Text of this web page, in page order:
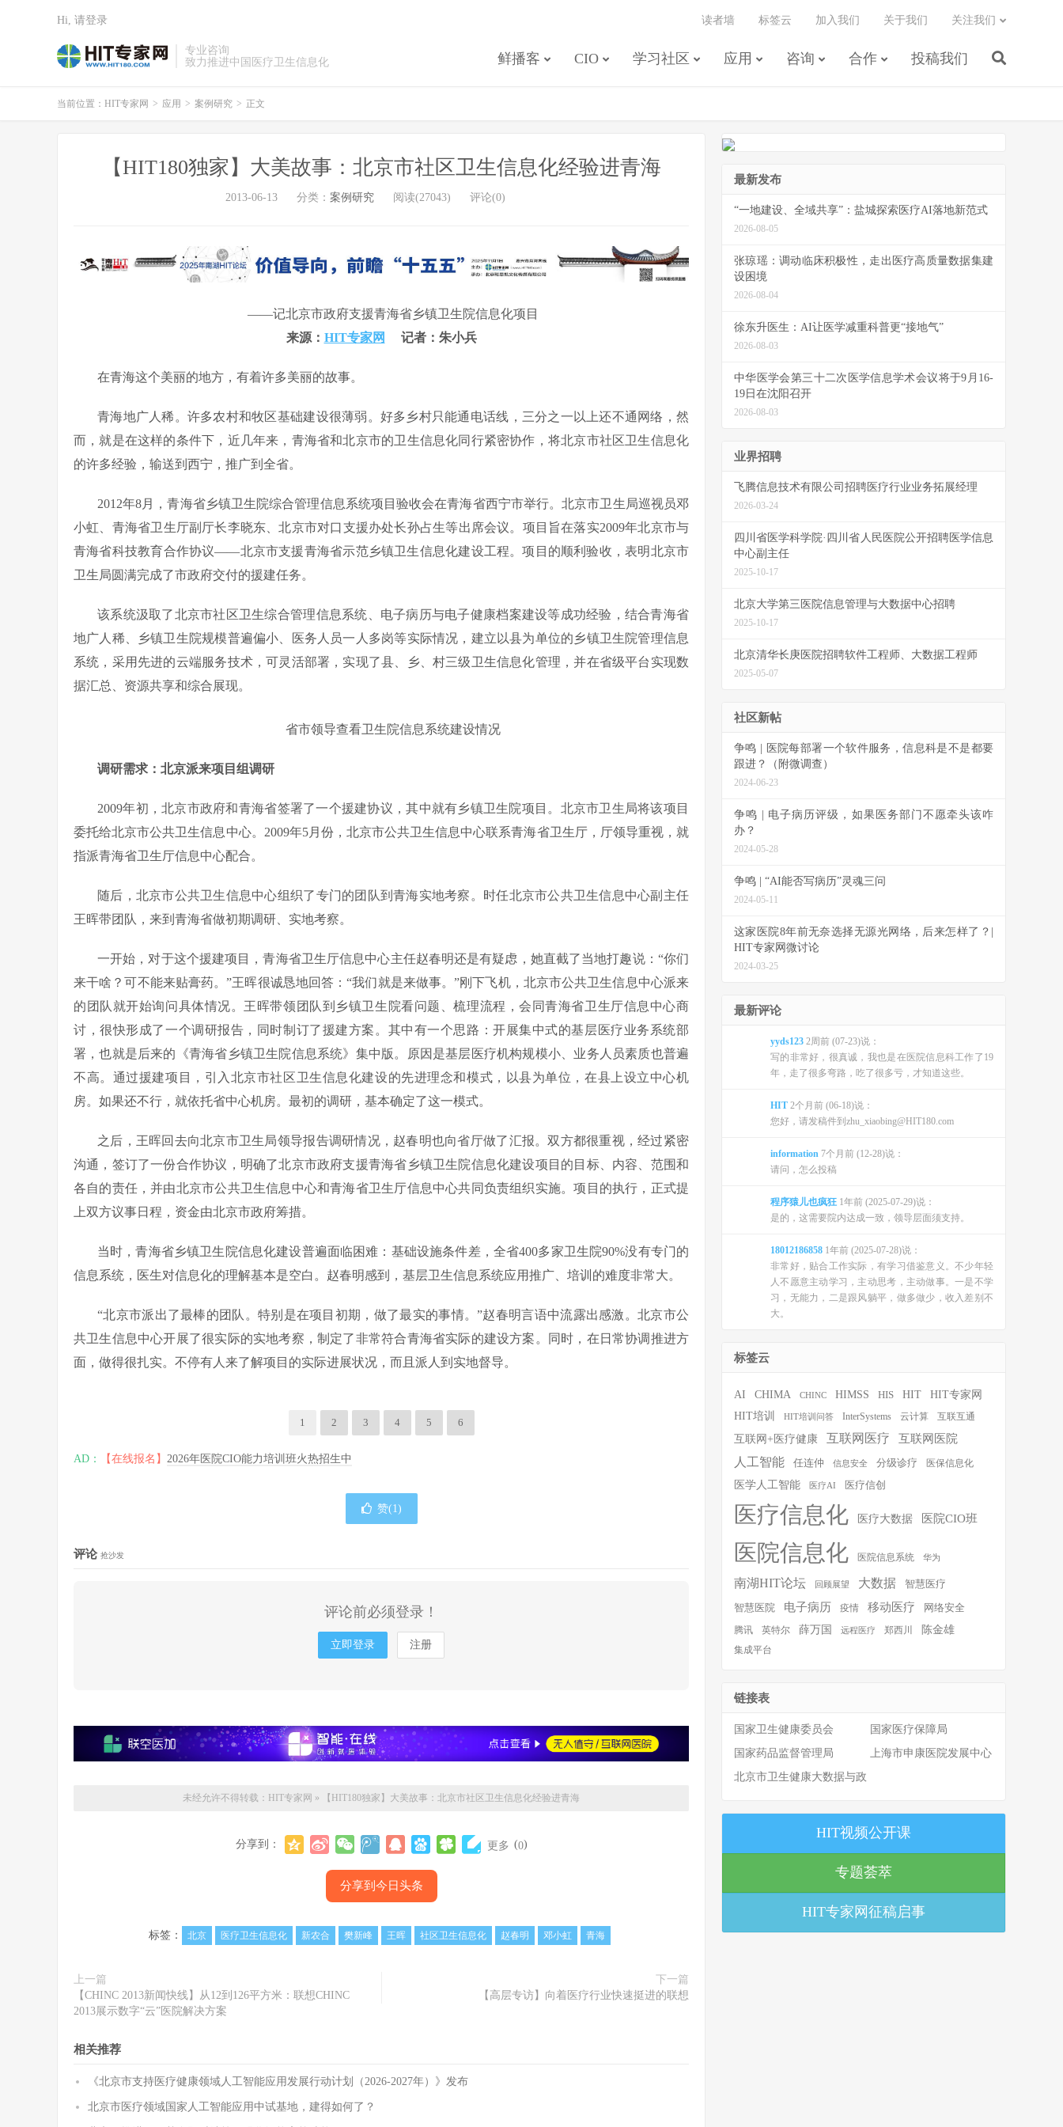
专业咨询
致力推进中国医疗卫生信息化
鲜播客 CIO 学习社区 应用 咨询 合作 投稿我们
读者墙 标签云 加入我们 关于我们 关注我们
Hi, 请登录
当前位置： HIT专家网 > 应用 > 案例研究 > 正文
【HIT180独家】大美故事：北京市社区卫生信息化经验进青海
2013-06-13 分类： 案例研究 阅读(27043) 评论(0)
——记北京市政府支援青海省乡镇卫生院信息化项目
来源： HIT专家网 记者：朱小兵
在青海这个美丽的地方，有着许多美丽的故事。
青海地广人稀。许多农村和牧区基础建设很薄弱。好多乡村只能通电话线，三分之一以上还不通网络，然
而，就是在这样的条件下，近几年来，青海省和北京市的卫生信息化同行紧密协作，将北京市社区卫生信息化
的许多经验，输送到西宁，推广到全省。
2012年8月，青海省乡镇卫生院综合管理信息系统项目验收会在青海省西宁市举行。北京市卫生局巡视员邓
小虹、青海省卫生厅副厅长李晓东、北京市对口支援办处长孙占生等出席会议。项目旨在落实2009年北京市与
青海省科技教育合作协议——北京市支援青海省示范乡镇卫生信息化建设工程。项目的顺利验收，表明北京市
卫生局圆满完成了市政府交付的援建任务。
该系统汲取了北京市社区卫生综合管理信息系统、电子病历与电子健康档案建设等成功经验，结合青海省
地广人稀、乡镇卫生院规模普遍偏小、医务人员一人多岗等实际情况，建立以县为单位的乡镇卫生院管理信息
系统，采用先进的云端服务技术，可灵活部署，实现了县、乡、村三级卫生信息化管理，并在省级平台实现数
据汇总、资源共享和综合展现。
省市领导查看卫生院信息系统建设情况
调研需求：北京派来项目组调研
2009年初，北京市政府和青海省签署了一个援建协议，其中就有乡镇卫生院项目。北京市卫生局将该项目
委托给北京市公共卫生信息中心。2009年5月份，北京市公共卫生信息中心联系青海省卫生厅，厅领导重视，就
指派青海省卫生厅信息中心配合。
随后，北京市公共卫生信息中心组织了专门的团队到青海实地考察。时任北京市公共卫生信息中心副主任
王晖带团队，来到青海省做初期调研、实地考察。
一开始，对于这个援建项目，青海省卫生厅信息中心主任赵春明还是有疑虑，她直截了当地打趣说：“你们
来干啥？可不能来贴膏药。”王晖很诚恳地回答：“我们就是来做事。”刚下飞机，北京市公共卫生信息中心派来
的团队就开始询问具体情况。王晖带领团队到乡镇卫生院看问题、梳理流程，会同青海省卫生厅信息中心商
讨，很快形成了一个调研报告，同时制订了援建方案。其中有一个思路：开展集中式的基层医疗业务系统部
署，也就是后来的《青海省乡镇卫生院信息系统》集中版。原因是基层医疗机构规模小、业务人员素质也普遍
不高。通过援建项目，引入北京市社区卫生信息化建设的先进理念和模式，以县为单位，在县上设立中心机
房。如果还不行，就依托省中心机房。最初的调研，基本确定了这一模式。
之后，王晖回去向北京市卫生局领导报告调研情况，赵春明也向省厅做了汇报。双方都很重视，经过紧密
沟通，签订了一份合作协议，明确了北京市政府支援青海省乡镇卫生院信息化建设项目的目标、内容、范围和
各自的责任，并由北京市公共卫生信息中心和青海省卫生厅信息中心共同负责组织实施。项目的执行，正式提
上双方议事日程，资金由北京市政府筹措。
当时，青海省乡镇卫生院信息化建设普遍面临困难：基础设施条件差，全省400多家卫生院90%没有专门的
信息系统，医生对信息化的理解基本是空白。赵春明感到，基层卫生信息系统应用推广、培训的难度非常大。
“北京市派出了最棒的团队。特别是在项目初期，做了最实的事情。”赵春明言语中流露出感激。北京市公
共卫生信息中心开展了很实际的实地考察，制定了非常符合青海省实际的建设方案。同时，在日常协调推进方
面，做得很扎实。不停有人来了解项目的实际进展状况，而且派人到实地督导。
1 2 3 4 5 6
AD： 【在线报名】 2026年医院CIO能力培训班火热招生中
赞(1)
评论 抢沙发
评论前必须登录！
立即登录 注册
未经允许不得转载： HIT专家网 » 【HIT180独家】大美故事：北京市社区卫生信息化经验进青海
分享到： 更多 (0)
分享到今日头条
标签： 北京 医疗卫生信息化 新农合 樊新峰 王晖 社区卫生信息化 赵春明 邓小虹 青海
上一篇
【CHINC 2013新闻快线】从12到126平方米：联想CHINC
2013展示数字“云”医院解决方案
下一篇
【高层专访】向着医疗行业快速挺进的联想
相关推荐
《北京市支持医疗健康领域人工智能应用发展行动计划（2026-2027年）》发布
北京市医疗领域国家人工智能应用中试基地，建得如何了？
最新发布
“一地建设、全域共享”：盐城探索医疗AI落地新范式
2026-08-05
张琼瑶：调动临床积极性，走出医疗高质量数据集建
设困境
2026-08-04
徐东升医生：AI让医学减重科普更“接地气”
2026-08-03
中华医学会第三十二次医学信息学术会议将于9月16-
19日在沈阳召开
2026-08-03
业界招聘
飞腾信息技术有限公司招聘医疗行业业务拓展经理
2026-03-24
四川省医学科学院·四川省人民医院公开招聘医学信息
中心副主任
2025-10-17
北京大学第三医院信息管理与大数据中心招聘
2025-10-17
北京清华长庚医院招聘软件工程师、大数据工程师
2025-05-07
社区新帖
争鸣 | 医院每部署一个软件服务，信息科是不是都要
跟进？（附微调查）
2024-06-23
争鸣 | 电子病历评级，如果医务部门不愿牵头该咋
办？
2024-05-28
争鸣 | “AI能否写病历”灵魂三问
2024-05-11
这家医院8年前无奈选择无源光网络，后来怎样了？|
HIT专家网微讨论
2024-03-25
最新评论
yyds123 2周前 (07-23)说：
写的非常好，很真诚，我也是在医院信息科工作了19
年，走了很多弯路，吃了很多亏，才知道这些。
HIT 2个月前 (06-18)说：
您好，请发稿件到zhu_xiaobing@HIT180.com
information 7个月前 (12-28)说：
请问，怎么投稿
程序猿儿也疯狂 1年前 (2025-07-29)说：
是的，这需要院内达成一致，领导层面须支持。
18012186858 1年前 (2025-07-28)说：
非常好，贴合工作实际，有学习借鉴意义。不少年轻
人不愿意主动学习，主动思考，主动做事。一是不学
习，无能力，二是跟风躺平，做多做少，收入差别不
大。
标签云
AI CHIMA CHINC HIMSS HIS HIT HIT专家网
HIT培训 HIT培训问答 InterSystems 云计算 互联互通
互联网+医疗健康 互联网医疗 互联网医院
人工智能 任连仲 信息安全 分级诊疗 医保信息化
医学人工智能 医疗AI 医疗信创
医疗信息化 医疗大数据 医院CIO班
医院信息化 医院信息系统 华为
南湖HIT论坛 回顾展望 大数据 智慧医疗
智慧医院 电子病历 疫情 移动医疗
网络安全
腾讯
英特尔 薛万国 远程医疗 郑西川 陈金雄
集成平台
链接表
国家卫生健康委员会
国家医疗保障局
国家药品监督管理局
上海市申康医院发展中心
北京市卫生健康大数据与政
HIT视频公开课
专题荟萃
HIT专家网征稿启事